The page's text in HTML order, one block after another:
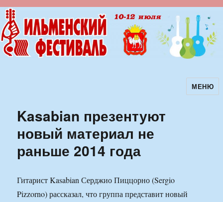
Ильменский фестиваль авторской
песни
МЕНЮ
Kasabian презентуют
новый материал не
раньше 2014 года
Гитарист Kasabian Серджио Пиццорно (Sergio
Pizzorno) рассказал, что группа представит новый